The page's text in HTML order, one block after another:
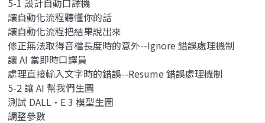
讓自動化流程聽懂你的話
讓自動化流程把結果說出來
修正無法取得音檔長度時的意外--Ignore 錯誤處理機制
讓 AI 當即時口譯員
處理直接輸入文字時的錯誤--Resume 錯誤處理機制
5-2 讓 AI 幫我們生圖
測試 DALL·E 3 模型生圖
調整參數